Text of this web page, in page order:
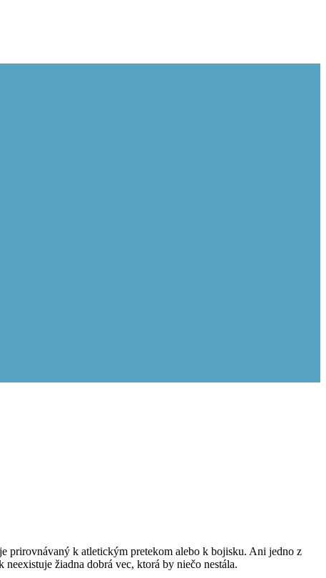
prirovnávaný k atletickým pretekom alebo k bojisku. Ani jedno z
žiadna dobrá vec, ktorá by niečo nestála.